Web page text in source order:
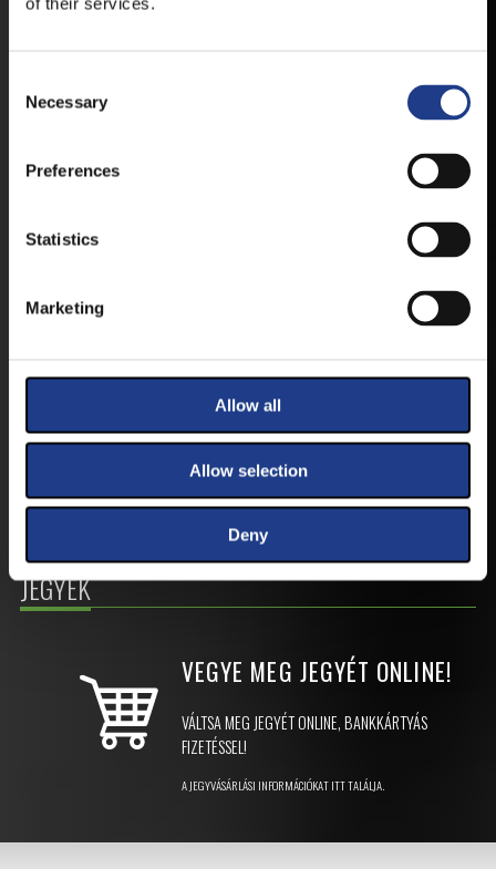
Necessary
Preferences
Statistics
Marketing
Allow all
Allow selection
Deny
JEGYEK
VEGYE MEG JEGYÉT ONLINE!
VÁLTSA MEG JEGYÉT ONLINE, BANKKÁRTYÁS
FIZETÉSSEL!
A JEGYVÁSÁRLÁSI INFORMÁCIÓKAT ITT TALÁLJA.
TÖLTSE LE APPLIKÁCIÓNKAT, HOGY
ELSŐ KÉZBŐL ÉRTESÜLHESSEN
ELÉRHETŐ ANDROID ÉS IOS RENDSZEREKRE AZ
ISMERT HELYEKEN, VAGY IDE KATTINTVA :
IOS